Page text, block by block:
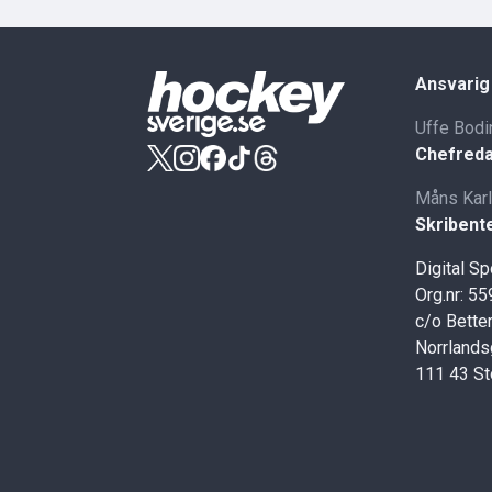
Uffe
Måns
Digital
Org.nr:
c/o
111 43